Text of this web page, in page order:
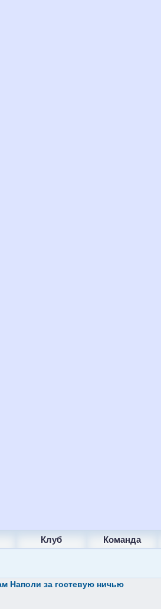
Клуб Команда
Наполи за гостевую ничью